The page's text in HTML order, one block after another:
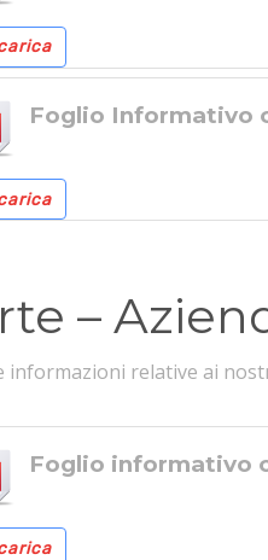
Foglio Informativo
–
informazioni relative ai
Foglio informativo